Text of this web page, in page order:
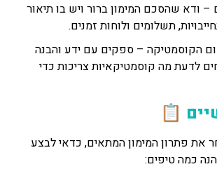
– ודא שהסכם המימון ברור ויש בו תיאור
תשלומים ולוחות זמנים.
הקוסמטיקה – ספקים עם ידע והבנה
לדעת מה קוסמטיקאיות צריכות כדי
📋
את פתרון המימון המתאים, כדאי לבצע
כמה טיפים: